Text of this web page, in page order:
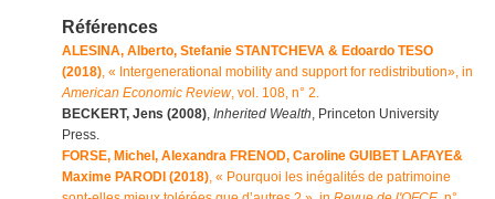
Références
ALESINA, Alberto, Stefanie STANTCHEVA & Edoardo TESO
(2018), « Intergenerational mobility and support for redistribution», in
American Economic Review, vol. 108, n° 2.
BECKERT, Jens (2008), Inherited Wealth, Princeton University
Press.
FORSE, Michel, Alexandra FRENOD, Caroline GUIBET LAFAYE&
Maxime PARODI (2018), « Pourquoi les inégalités de patrimoine